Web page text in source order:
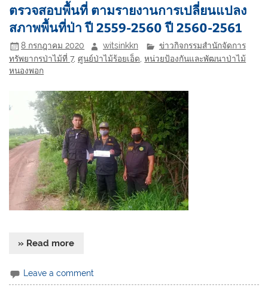
ตรวจสอบพื้นที่ ตามรายงานการเปลี่ยนแปลง
สภาพพื้นที่ป่า ปี 2559-2560 ปี 2560-2561
8 กรกฎาคม 2020 witsinkkn
ข่าวกิจกรรมสำนักจัดการ
ทรัพยากรป่าไม้ที่ 7,ศูนย์ป่าไม้ร้อยเอ็ด ,หน่วยป้องกันและพัฒนาป่าไม้
หนองพอก
» Read more
Leave a comment